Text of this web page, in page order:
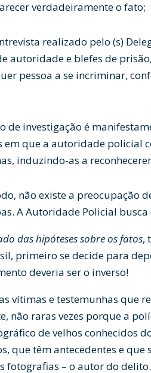
verdadeiramente o fato;
realizado pelo (s)
autoridade e blefes de
pessoa a se incriminar,
de investigação é
em que a autoridade policial
induzindo-as a
não existe a preocupação
A Autoridade Policial
das hipóteses sobre os fatos,
primeiro se decide para
deveria ser o inverso!
vítimas e testemunhas que
não raras vezes porque a
de velhos conhecidos
que têm antecedentes e
fotografias – o autor do delito.